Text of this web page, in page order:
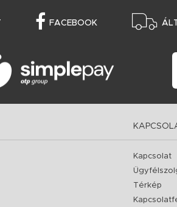
FACEBOOK
Kapcsolat
Térkép